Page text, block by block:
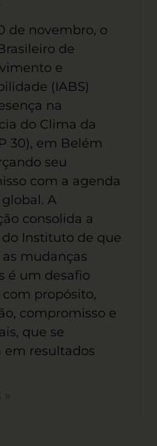
de novembro, o
de
e
(IABS)
na
do Clima da
30), em Belém
seu
com a agenda
A
consolida a
Instituto de que
mudanças
é um desafio
com propósito,
compromisso e
que se
em resultados